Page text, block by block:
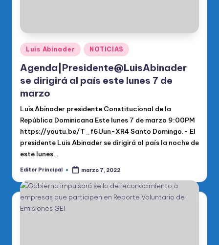
Publicado
en
Luis Abinader NOTICIAS
Agenda|Presidente@LuisAbinader
se dirigirá al país este lunes 7 de
marzo
Luis Abinader presidente Constitucional de la
República Dominicana Este lunes 7 de marzo 9:00PM
https://youtu.be/T_f6Uun-XR4 Santo Domingo.- El
presidente Luis Abinader se dirigirá al país la noche de
este lunes…
Publicado
Editor Principal marzo 7, 2022